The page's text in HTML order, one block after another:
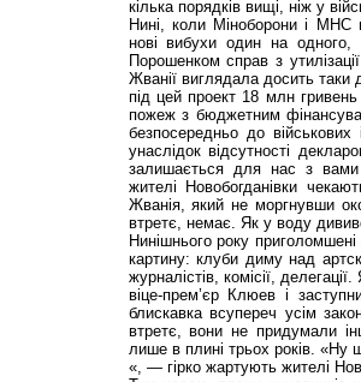
кілька порядків вищі, ніж у
Нині, коли Міноборони і МНС
нові вибухи один на
Порошенком справ з
Жванії виглядала досить
під цей проект 18 млн гривень
пожеж з бюджетним
безпосередньо до військових
унаслідок відсутності
залишається для нас з
жителі Новобогданівки
Жванія, який не моргнувши
втретє, немає. Як у воду
Нинішнього року
картину: клуби диму над
журналістів, комісії,
віце-прем’єр Клюев і
блискавка всупереч усім
втретє, вони не придумали
лише в плині трьох років.
«, — гірко жартують жителі